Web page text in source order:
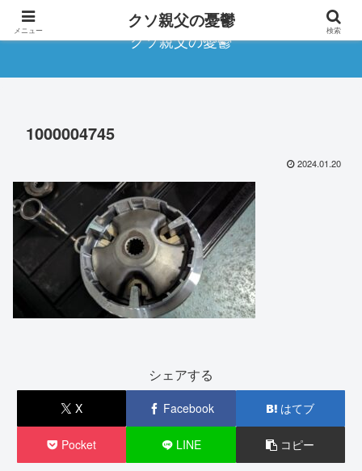
クソ親父の憂鬱
1000004745
2024.01.20
シェアする
X Facebook はてブ
Pocket LINE コピー
メニュー クソ親父の憂鬱 検索